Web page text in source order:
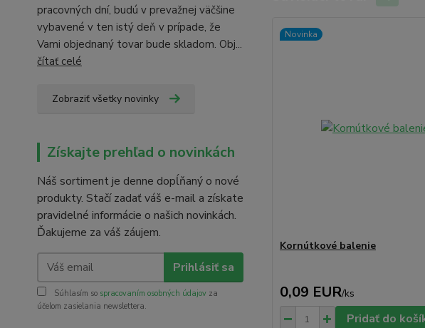
pracovných dní, budú v prevažnej väčšine
vybavené v ten istý deň v prípade, že
Vami objednaný tovar bude skladom. Obj...
čítať celé
Zobraziť všetky novinky
Získajte prehľad o novinkách
Náš sortiment je denne dopĺňaný o nové
produkty. Stačí zadať váš e-mail a získate
pravidelné informácie o našich novinkách.
Ďakujeme za váš záujem.
Prihlásiť sa
Súhlasím so spracovaním osobných údajov za
účelom zasielania newslettera.
Novinka
Kornútkové balenie
0,09 EUR/ks
Pridať do